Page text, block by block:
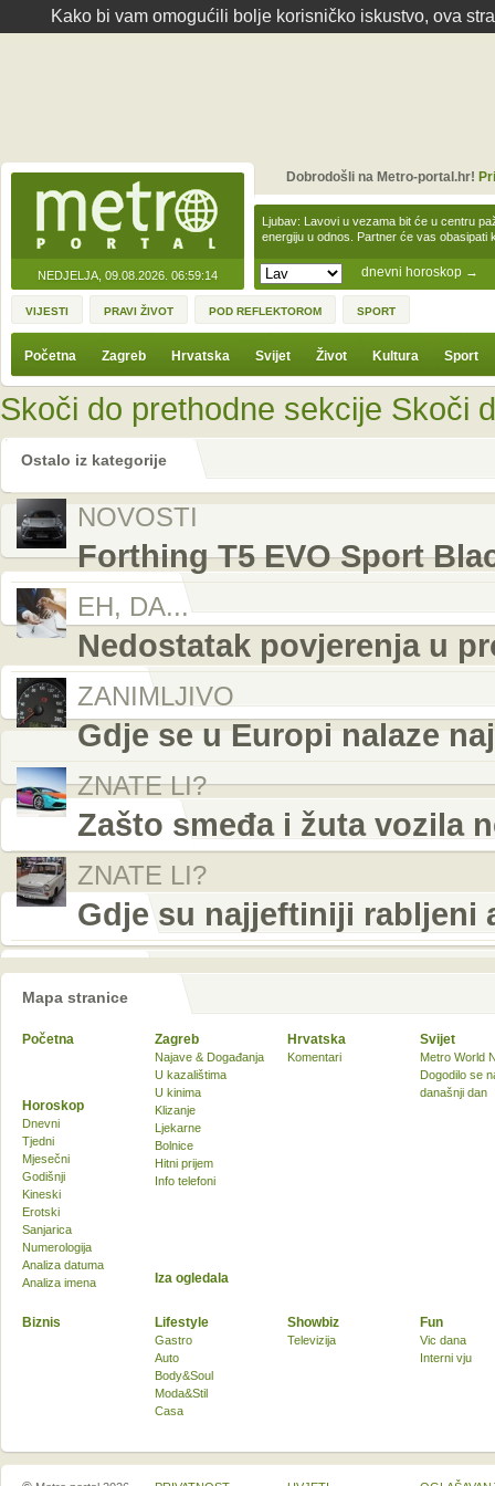
Kako bi vam omogućili bolje korisničko iskustvo, ova
NEDJELJA, 09.08.2026. 06:59:14 dnevni horoskop →
Ljubav: Lavovi u vezama bit će u centru
energiju u odnos. Partner će vas obasipati
Dobrodošli na Metro-portal.hr!
VIJESTI PRAVI ŽIVOT POD REFLEKTOROM SPORT
Početna Zagreb Hrvatska Svijet Život Kultura Sport
Skoči do prethodne sekcije Skoči
Ostalo iz kategorije
NOVOSTI
Forthing T5 EVO Sport
EH, DA...
Nedostatak povjerenja u
ZANIMLJIVO
Gdje se u Europi nalaze
ZNATE LI?
Zašto smeđa i žuta vozila
ZNATE LI?
Gdje su najjeftiniji rabljeni
Mapa stranice
Početna Zagreb
Najave & Događanja
U kazalištima
U kinima
Klizanje
Ljekarne
Bolnice
Hitni prijem
Info telefoni
Hrvatska
Komentari
Svijet
Metro World
Dogodilo se
današnji dan
Biznis Lifestyle
Gastro
Auto
Body&Soul
Moda&Stil
Casa
Showbiz
Televizija
Fun
Vic dana
Interni vju
Horoskop
Dnevni
Tjedni
Mjesečni
Godišnji
Kineski
Erotski
Sanjarica
Numerologija
Analiza datuma
Analiza imena
Iza ogledala